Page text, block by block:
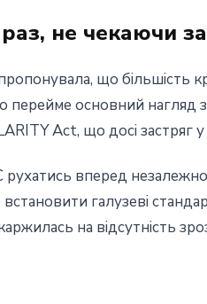
не чекаючи
що більшість
перейме основний
Act, що досі застряг у
вперед
встановити галузеві
на відсутність